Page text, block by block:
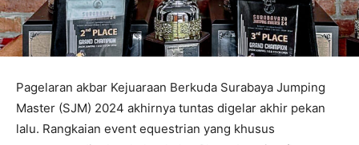
Pagelaran akbar Kejuaraan Berkuda Surabaya Jumping
Master (SJM) 2024 akhirnya tuntas digelar akhir pekan
lalu. Rangkaian event equestrian yang khusus